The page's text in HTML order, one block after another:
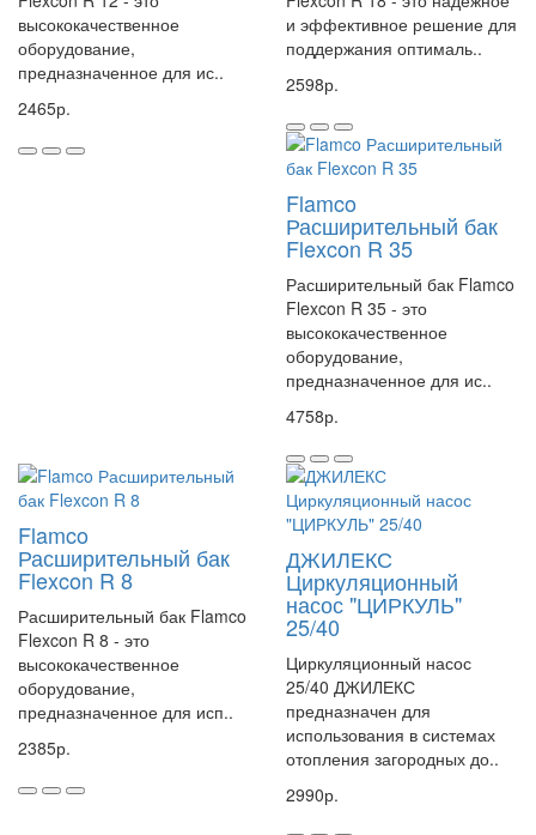
Расширительные баки Flexcon R 8 - 80 для закрытых систем
нагрева и охлаждения систем в соответствии EN12828.
Рост температуры в системе ведет к расширению воды. "Вода
расширения" временно направляется в расширительный бак,
что позволяет поддерживать необходимое рабочее давление
- заполнение азотом для более длительного поддержания
- каждый резервуар прошел заводскую проверку.
- на резьбу системного подключения не нанесено никакого
покрытия, что обеспечивает простоту соединения.
Характеристики:
- настенный монтаж
- давление газа 1,5 бар
- диаметр 290 мм
- подключение 3/4"
- вес 4 кг
высококачественное
оборудование,
предназначенное для ис..
2465р.
и эффективное решение для
поддержания оптималь..
2598р.
Flamco
Расширительный бак
Flexcon R 35
Расширительный бак Flamco
Flexcon R 35 - это
высококачественное
оборудование,
предназначенное для ис..
4758р.
Flamco
Расширительный бак
Flexcon R 8
Расширительный бак Flamco
Flexcon R 8 - это
высококачественное
оборудование,
предназначенное для исп..
2385р.
ДЖИЛЕКС
Циркуляционный
насос "ЦИРКУЛЬ"
25/40
Циркуляционный насос
25/40 ДЖИЛЕКС
предназначен для
использования в системах
отопления загородных до..
2990р.